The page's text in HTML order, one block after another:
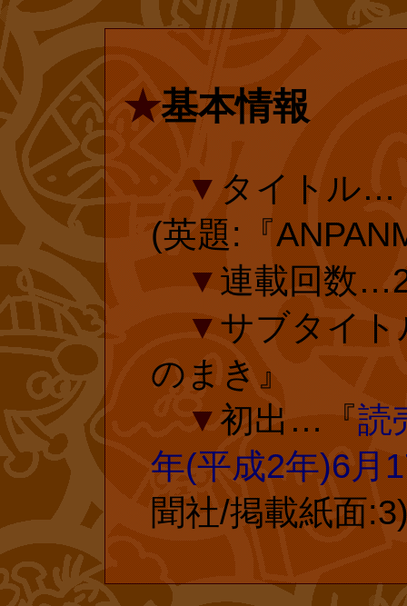
たします!
■『やな
集(アンパン
ライオン、
なせたかし)
版・レア本
復刻 復刊ド
復刊ドットコ
されている『
集』の投票ペ
にはユーザー登
なのでご安心く
■『とべ!
前&未収録)(
作)、たまき
投票ページ
さまの投票
コム
復刊ドットコ
れている『とべ
★基本情報
▼タイトル…
(英題:『
▼連載回数
▼サブタイ
のまき』
▼初出…『読
年(平成2年)6月
聞社/掲載紙面